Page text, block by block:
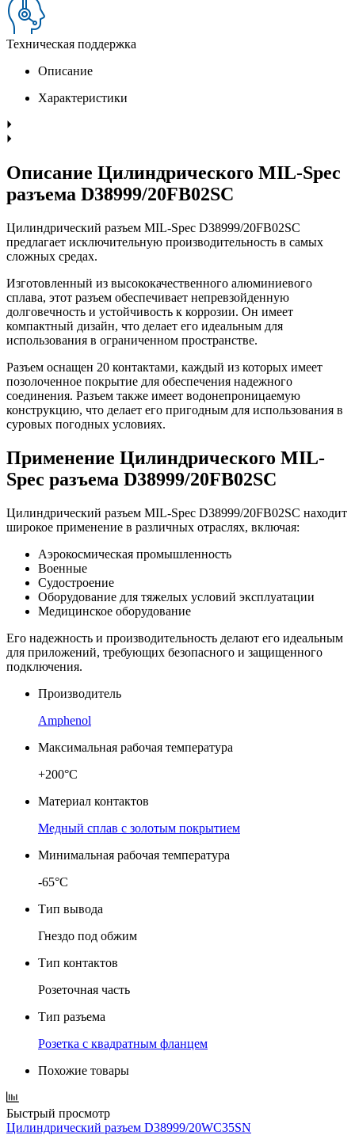
Техническая поддержка
Описание
Характеристики
Описание Цилиндрического MIL-Spec
разъема D38999/20FB02SC
Цилиндрический разъем MIL-Spec D38999/20FB02SC
предлагает исключительную производительность в самых
сложных средах.
Изготовленный из высококачественного алюминиевого
сплава, этот разъем обеспечивает непревзойденную
долговечность и устойчивость к коррозии. Он имеет
компактный дизайн, что делает его идеальным для
использования в ограниченном пространстве.
Разъем оснащен 20 контактами, каждый из которых имеет
позолоченное покрытие для обеспечения надежного
соединения. Разъем также имеет водонепроницаемую
конструкцию, что делает его пригодным для использования в
суровых погодных условиях.
Применение Цилиндрического MIL-
Spec разъема D38999/20FB02SC
Цилиндрический разъем MIL-Spec D38999/20FB02SC находит
широкое применение в различных отраслях, включая:
Аэрокосмическая промышленность
Военные
Судостроение
Оборудование для тяжелых условий эксплуатации
Медицинское оборудование
Его надежность и производительность делают его идеальным
для приложений, требующих безопасного и защищенного
подключения.
Производитель
Amphenol
Максимальная рабочая температура
+200°C
Материал контактов
Медный сплав с золотым покрытием
Минимальная рабочая температура
-65°C
Тип вывода
Гнездо под обжим
Тип контактов
Розеточная часть
Тип разъема
Розетка с квадратным фланцем
Похожие товары
Быстрый просмотр
Цилиндрический разъем D38999/20WC35SN